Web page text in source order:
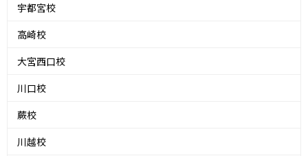
宇都宮校
高崎校
大宮西口校
川口校
蕨校
川越校